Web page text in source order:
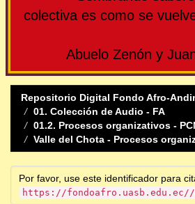
colectiva es como se
Abuelo Zenón y
Repositorio Digital Fondo Afro-
01. Colección de Audio - FA
01.2. Procesos organizativos -
Valle del Chota - Procesos
Por favor, use este identificador para
https://fondoafro.uasb.edu.ec//